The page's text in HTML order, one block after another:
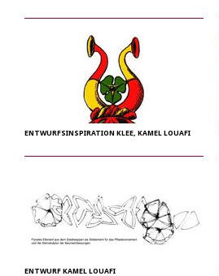
ENTWURFSINSPIRATION KLEE, KAMEL LOUAFI
ENTWURF KAMEL LOUAFI